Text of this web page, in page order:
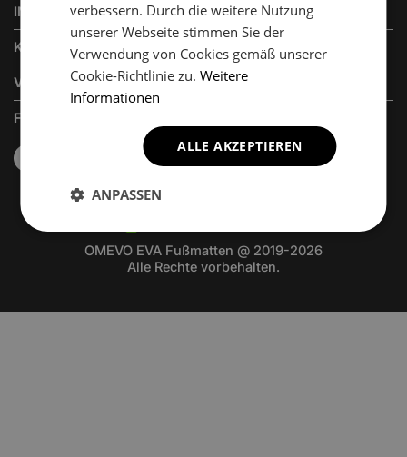
INFORMATIONEN
KUNDENSERVICE
VERKAUFSABTEILUNG
FOLGEN SIE UNS
OMEVO EVA Fußmatten @ 2019-2026
Alle Rechte vorbehalten.
verbessern. Durch die weitere Nutzung
unserer Webseite stimmen Sie der
Verwendung von Cookies gemäß unserer
Cookie-Richtlinie zu.Weitere
Informationen
ALLE AKZEPTIEREN
ANPASSEN